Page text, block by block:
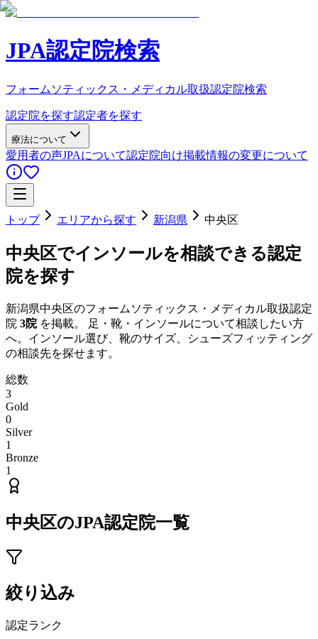
JPA認定院検索
フォームソティックス・メディカル取扱認定院検索
認定院を探す認定者を探す
療法について
愛用者の声JPAについて認定院向け掲載情報の変更について
トップ エリアから探す 新潟県 中央区
中央区でインソールを相談できる認定
院を探す
新潟県中央区のフォームソティックス・メディカル取扱認定
院 3院を掲載。 足・靴・インソールについて相談したい方
へ。インソール選び、靴のサイズ、シューズフィッティング
の相談先を探せます。
総数
3
Gold
0
Silver
1
Bronze
1
中央区のJPA認定院一覧
絞り込み
認定ランク